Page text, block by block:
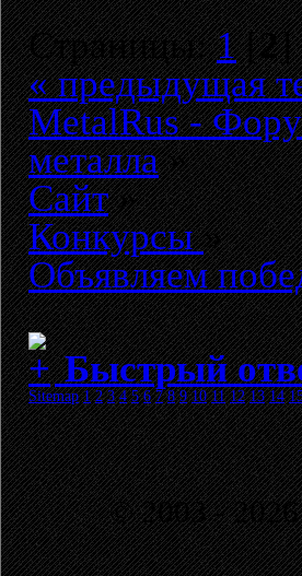
Страницы:1[2
« предыдущая
MetalRus -
металла»
Сайт»
Конкурсы»
Объявляем
Быстрый
Sitemap 1 2 3 4 5 6 7 8 9 10 11 12 13 14
© 2003 -